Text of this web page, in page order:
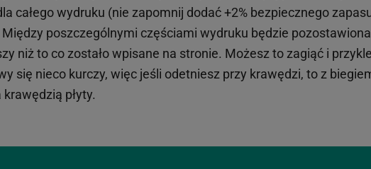
całego wydruku (nie zapomnij dodać +2% bezpiecznego
poszczególnymi częściami wydruku będzie
niż to co zostało wpisane na stronie. Możesz to zagiąć i
się nieco kurczy, więc jeśli odetniesz przy krawędzi, to z
płyty.